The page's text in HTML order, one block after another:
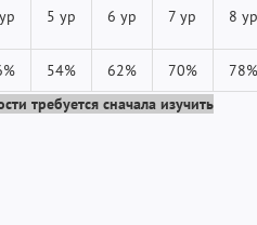
5 ур 6 ур 7 ур 8 ур
54% 62% 70%
78%
требуется сначала изучить